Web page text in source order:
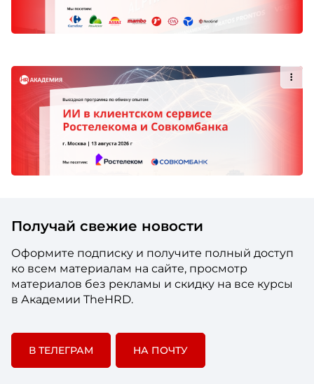
Получай свежие новости
Оформите подписку и получите полный доступ
ко всем материалам на сайте, просмотр
материалов без рекламы и скидку на все курсы
в Академии TheHRD.
В ТЕЛЕГРАМ НА ПОЧТУ